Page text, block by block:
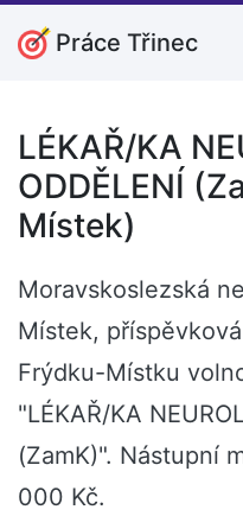
Práce Třinec
LÉKAŘ/KA
ODDĚLENÍ
Místek)
Moravskoslezská
Místek,
Frýdku-Místku
"LÉKAŘ/KA
(ZamK)". Nástupní
000 Kč.